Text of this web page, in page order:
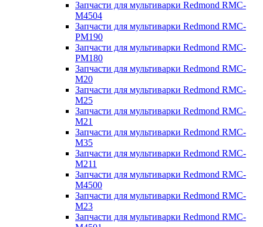
Запчасти для мультиварки Redmond RMC-
M4504
Запчасти для мультиварки Redmond RMC-
PM190
Запчасти для мультиварки Redmond RMC-
PM180
Запчасти для мультиварки Redmond RMC-
M20
Запчасти для мультиварки Redmond RMC-
M25
Запчасти для мультиварки Redmond RMC-
M21
Запчасти для мультиварки Redmond RMC-
M35
Запчасти для мультиварки Redmond RMC-
M211
Запчасти для мультиварки Redmond RMC-
M4500
Запчасти для мультиварки Redmond RMC-
M23
Запчасти для мультиварки Redmond RMC-